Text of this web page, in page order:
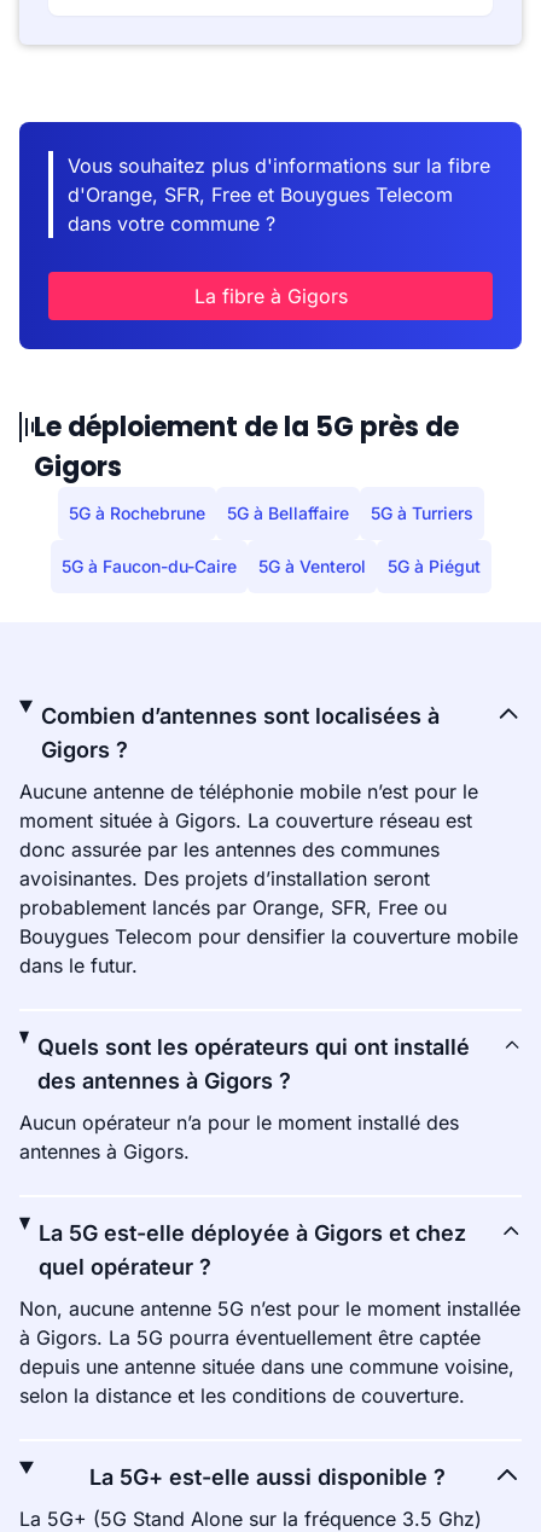
Vous souhaitez plus d'informations sur la fibre
d'Orange, SFR, Free et Bouygues Telecom
dans votre commune ?
La fibre à Gigors
Le déploiement de la 5G près de
Gigors
5G à Rochebrune 5G à Bellaffaire 5G à Turriers
5G à Faucon-du-Caire 5G à Venterol 5G à Piégut
Combien d’antennes sont localisées à
Gigors ?
Aucune antenne de téléphonie mobile n’est pour le
moment située à Gigors. La couverture réseau est
donc assurée par les antennes des communes
avoisinantes. Des projets d’installation seront
probablement lancés par Orange, SFR, Free ou
Bouygues Telecom pour densifier la couverture mobile
dans le futur.
Quels sont les opérateurs qui ont installé
des antennes à Gigors ?
Aucun opérateur n’a pour le moment installé des
antennes à Gigors.
La 5G est-elle déployée à Gigors et chez
quel opérateur ?
Non, aucune antenne 5G n’est pour le moment installée
à Gigors. La 5G pourra éventuellement être captée
depuis une antenne située dans une commune voisine,
selon la distance et les conditions de couverture.
La 5G+ est-elle aussi disponible ?
La 5G+ (5G Stand Alone sur la fréquence 3.5 Ghz)